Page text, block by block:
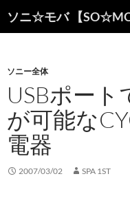
ソニ☆モバ 【SO☆MO
索
ン
ツ
へ
ス
キ
ッ
ソニー全体
USBポート
が可能な
電器
2007/03/02 SPA 1ST